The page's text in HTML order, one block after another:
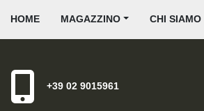
HOME MAGAZZINO CHI SIAMO
+39 02 9015961